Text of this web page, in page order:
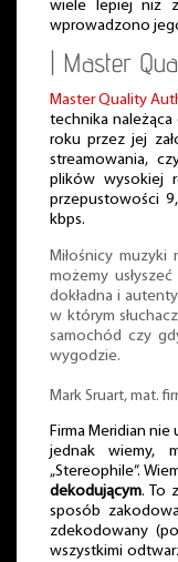
wiele lepiej niż
wprowadzono
| Master
Master Quality
technika
roku przez jej
streamowania,
plików wysokiej
przepustowości
kbps.
Miłośnicy
możemy
dokładna i
w którym
samochód czy
wygodzie.
Mark Sruart, mat.
Firma Meridian
jednak wiemy,
„Stereophile”.
dekodującym. To
sposób
zdekodowany
wszystkimi